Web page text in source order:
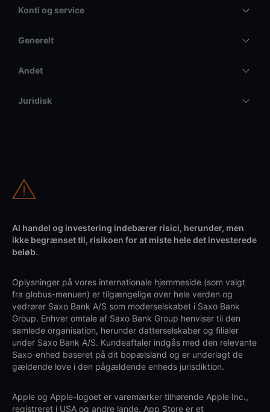
Konti og service
Generelt
Andet
Juridisk
Al handel og investering indebærer risici, herunder, men
ikke begrænset til, risikoen for at miste hele det investerede
beløb.
Oplysninger på vores internationale hjemmeside (som valgt
fra globus-menuen) er tilgængelige over hele verden og
vedrører Saxo Bank A/S som moderselskabet i Saxo Bank
Group. Enhver omtale af Saxo Bank Group henviser til den
samlede organisation, herunder datterselskaber og filialer
under Saxo Bank A/S. Kundeaftaler indgås med den relevante
Saxo-enhed baseret på dit bopælsland og er underlagt de
gældende love i den pågældende enheds jurisdiktion.
Apple og Apple-logoet er varemærker tilhørende Apple Inc.,
registreret i USA og andre lande. App Store er et